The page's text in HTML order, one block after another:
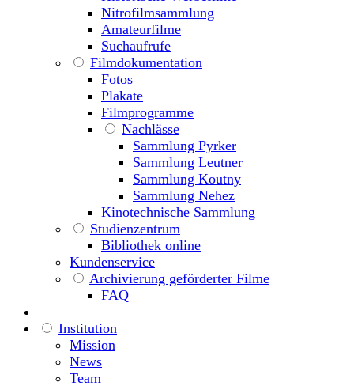
Nitrofilmsammlung
Amateurfilme
Suchaufrufe
Filmdokumentation
Fotos
Plakate
Filmprogramme
Nachlässe
Sammlung Pyrker
Sammlung Leutner
Sammlung Koutny
Sammlung Nehez
Kinotechnische Sammlung
Studienzentrum
Bibliothek online
Kundenservice
Archivierung geförderter Filme
FAQ
Institution
Mission
News
Team